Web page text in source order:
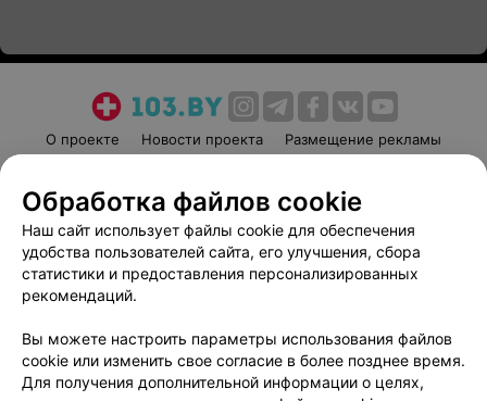
О проекте Новости проекта
Размещение рекламы
Пользовательское соглашение
Способы оплаты
Вакансии
Партнеры
Написать руководителю 103.by
Обработка персональных данных
Обработка файлов cookie
Наш сайт использует файлы cookie для обеспечения
удобства пользователей сайта, его улучшения, сбора
статистики и предоставления персонализированных
рекомендаций.
Вы можете настроить параметры использования файлов
cookie или изменить свое согласие в более позднее время.
Для получения дополнительной информации о целях,